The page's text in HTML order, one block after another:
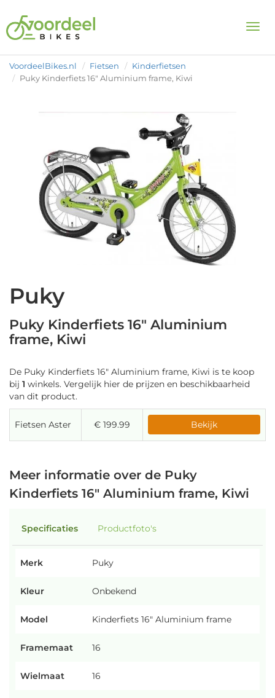
VoordeelBikes.nl Fietsen
Kinderfietsen
Puky Kinderfiets 16" Aluminium frame, Kiwi
Puky
Puky Kinderfiets 16" Aluminium
frame, Kiwi
De Puky Kinderfiets 16" Aluminium frame, Kiwi is te koop
bij 1 winkels. Vergelijk hier de prijzen en beschikbaarheid
van dit product.
Fietsen Aster € 199.99 Bekijk
Meer informatie over de Puky
Kinderfiets 16" Aluminium frame, Kiwi
Specificaties Productfoto's
Merk Puky
Kleur Onbekend
Model Kinderfiets 16" Aluminium frame
Framemaat 16
Wielmaat 16